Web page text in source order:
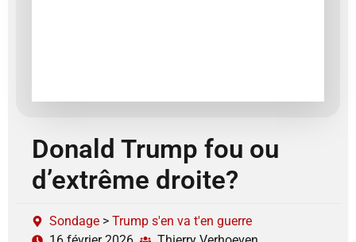
Donald Trump fou ou
d’extrême droite?
Sondage > Trump s'en va t'en guerre